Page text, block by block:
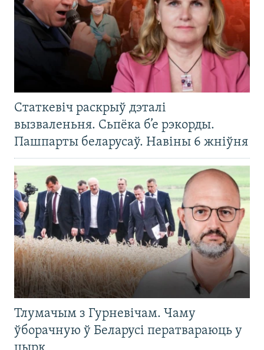
Статкевіч раскрыў дэталі
вызваленьня. Сьпёка б’е рэкорды.
Пашпарты беларусаў. Навіны 6 жніўня
Тлумачым з Гурневічам. Чаму
ўборачную ў Беларусі ператвараюць у